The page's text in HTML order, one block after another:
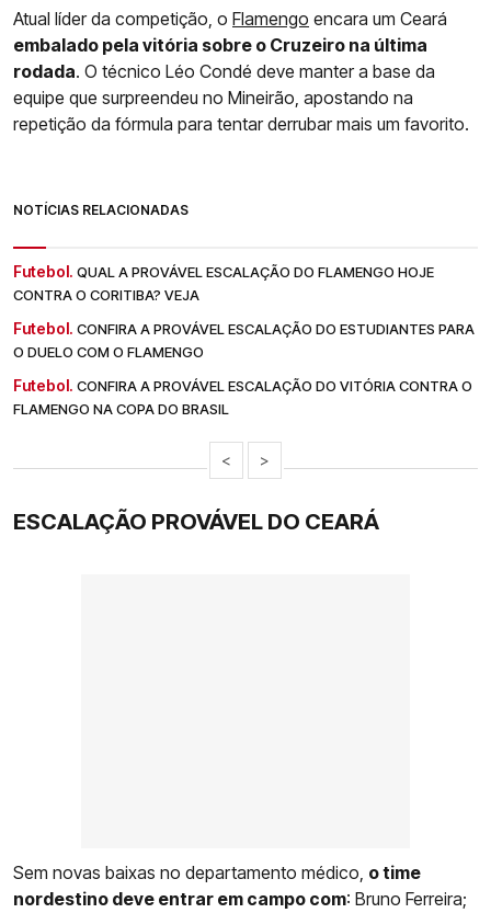
Atual líder da competição, o Flamengo encara um Ceará
embalado pela vitória sobre o Cruzeiro na última
rodada. O técnico Léo Condé deve manter a base da
equipe que surpreendeu no Mineirão, apostando na
repetição da fórmula para tentar derrubar mais um favorito.
NOTÍCIAS RELACIONADAS
Futebol. QUAL A PROVÁVEL ESCALAÇÃO DO FLAMENGO HOJE
CONTRA O CORITIBA? VEJA
Futebol. CONFIRA A PROVÁVEL ESCALAÇÃO DO ESTUDIANTES PARA
O DUELO COM O FLAMENGO
Futebol. CONFIRA A PROVÁVEL ESCALAÇÃO DO VITÓRIA CONTRA O
FLAMENGO NA COPA DO BRASIL
< >
ESCALAÇÃO PROVÁVEL DO CEARÁ
Sem novas baixas no departamento médico, o time
nordestino deve entrar em campo com: Bruno Ferreira;